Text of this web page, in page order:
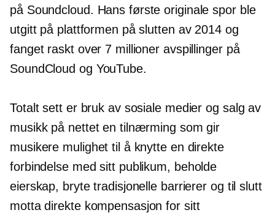
på Soundcloud. Hans første originale spor ble
utgitt på plattformen på slutten av 2014 og
fanget raskt over 7 millioner avspillinger på
SoundCloud og YouTube.
Totalt sett er bruk av sosiale medier og salg av
musikk på nettet en tilnærming som gir
musikere mulighet til å knytte en direkte
forbindelse med sitt publikum, beholde
eierskap, bryte tradisjonelle barrierer og til slutt
motta direkte kompensasjon for sitt